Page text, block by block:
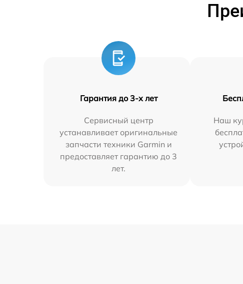
Гарантия до 3-х лет
Сервисный центр
устанавливает оригинальные
запчасти техники Garmin и
предоставляет гарантию до 3
лет.
Наш